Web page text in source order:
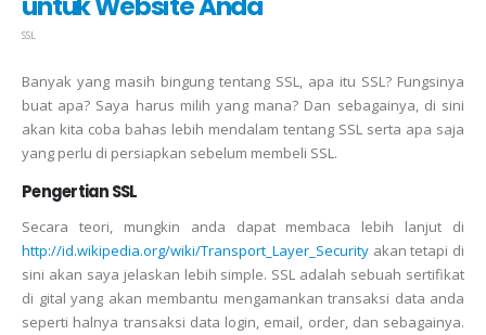
SSL
Banyak yang masih bingung tentang SSL, apa itu SSL? Fungsinya
buat apa? Saya harus milih yang mana? Dan sebagainya, di sini
akan kita coba bahas lebih mendalam tentang SSL serta apa saja
yang perlu di persiapkan sebelum membeli SSL.
Pengertian SSL
Secara teori, mungkin anda dapat membaca lebih lanjut di
http://id.wikipedia.org/wiki/Transport_Layer_Security akan tetapi di
sini akan saya jelaskan lebih simple. SSL adalah sebuah sertifikat
di gital yang akan membantu mengamankan transaksi data anda
seperti halnya transaksi data login, email, order, dan sebagainya.